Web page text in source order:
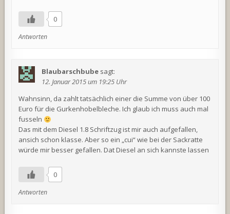
0
Antworten
Blaubarschbube sagt:
12. Januar 2015 um 19:25 Uhr
Wahnsinn, da zahlt tatsächlich einer die Summe von über 100
Euro für die Gurkenhobelbleche. Ich glaub ich muss auch mal
fusseln
Das mit dem Diesel 1.8 Schriftzug ist mir auch aufgefallen,
ansich schon klasse. Aber so ein „cui“ wie bei der Sackratte
würde mir besser gefallen. Dat Diesel an sich kannste lassen
0
Antworten